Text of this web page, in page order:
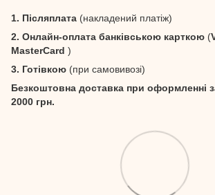
1. Післяплата (накладений платіж)
2. Онлайн-оплата банківською карткою (
MasterCard )
3. Готівкою (при самовивозі)
Безкоштовна доставка при оформленні
2000 грн.